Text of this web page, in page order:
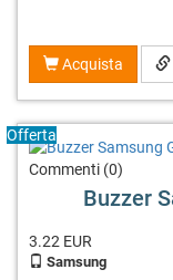
Acquista
Offerta
Commenti (0)
Buzzer
3.22 EUR
Samsung